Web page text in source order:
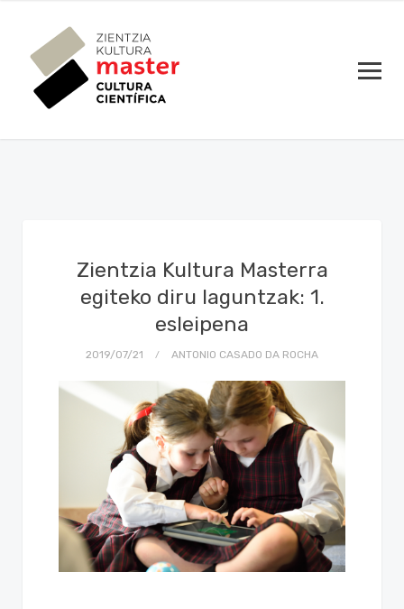
Zientzia Kultura Masterra
egiteko diru laguntzak: 1.
esleipena
2019/07/21 ANTONIO CASADO DA ROCHA